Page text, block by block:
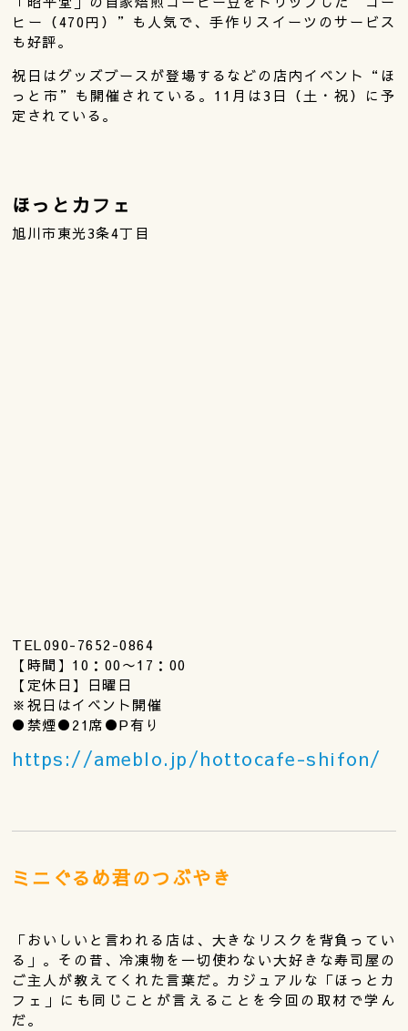
ヒー（470円）”も人気で、手作りスイーツのサービス
も好評。
祝日はグッズブースが登場するなどの店内イベント“ほ
っと市”も開催されている。11月は3日（土・祝）に予
定されている。
ほっとカフェ
旭川市東光3条4丁目
TEL090-7652-0864
【時間】10：00〜17：00
【定休日】日曜日
※祝日はイベント開催
●禁煙●21席●P有り
https://ameblo.jp/hottocafe-shifon/
ミニぐるめ君のつぶやき
「おいしいと言われる店は、大きなリスクを背負ってい
る」。その昔、冷凍物を一切使わない大好きな寿司屋の
ご主人が教えてくれた言葉だ。カジュアルな「ほっとカ
フェ」にも同じことが言えることを今回の取材で学ん
だ。